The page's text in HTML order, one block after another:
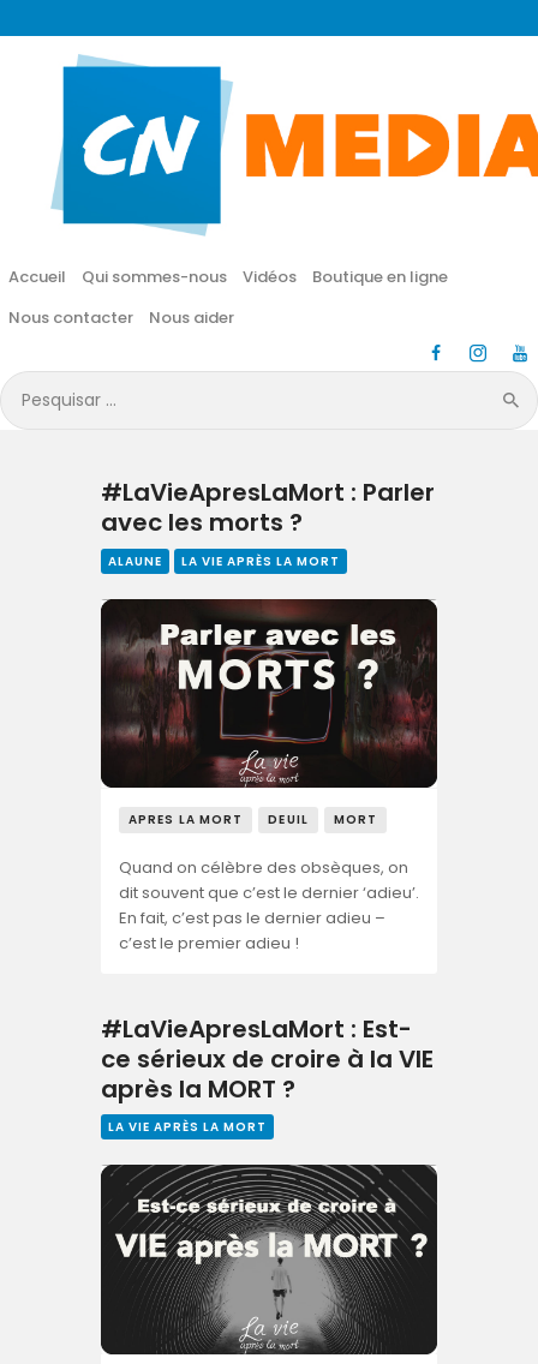
Accueil Qui sommes-nous Vidéos
Boutique en ligne
Nous contacter
Nous aider
Pesquisar
por:
CN MÉDIA
Une vie nouvelle en JESUS !
Accueil
Vidéos
Boutique en ligne
Nous aider
#LaVieApresLaMort : Parler
avec les morts ?
ALAUNE LA VIE APRÈS LA MORT
APRES LA MORT DEUIL MORT
Quand on célèbre des obsèques, on
dit souvent que c’est le dernier ‘adieu’.
En fait, c’est pas le dernier adieu –
c’est le premier adieu !
#LaVieApresLaMort : Est-
ce sérieux de croire à la VIE
après la MORT ?
LA VIE APRÈS LA MORT